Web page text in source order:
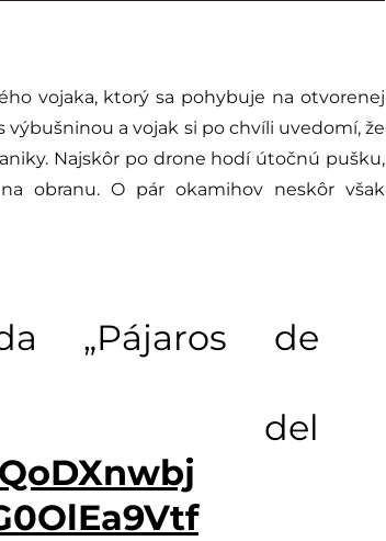
vojaka, ktorý sa pohybuje na otvorenej
a vojak si po chvíli uvedomí, že
Najskôr po drone hodí útočnú pušku,
obranu. O pár okamihov neskôr však
„Pájaros de
del